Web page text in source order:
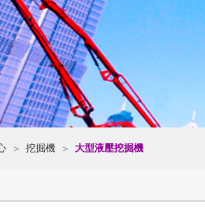
> 挖掘機 > 大型液壓挖掘機